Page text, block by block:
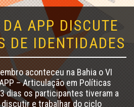
APP DISCUTE
DE IDENTIDADES
aconteceu na Bahia o VI
– Articulação em Políticas
dias os participantes tiveram a
e trabalhar do ciclo